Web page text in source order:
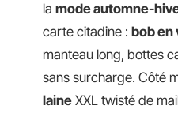
la mode automne-
carte citadine : bob en
manteau long, bottes
sans surcharge. Côté
laine XXL twisté de